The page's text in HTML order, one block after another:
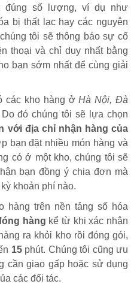
đúng số lượng, ví dụ như
bị thất lạc hay các nguyên
tôi sẽ thông báo sự cố
thoại và chỉ duy nhất bằng
bạn sớm nhất để cùng giải
các kho hàng ởHà Nội, Đà
đó chúng tôi sẽ lựa chọn
với địa chỉ nhận hàng của
bạn đặt nhiều món hàng và
có ở một kho, chúng tôi sẽ
bạn đồng ý chia đơn mà
khoản phí nào.
hàng trên nền tảng số hóa
hàng kể từ khi xác nhận
ra khỏi kho rồi đóng gói,
15 phút. Chúng tôi cũng ưu
cần giao gấp hoặc sử dụng
các đối tác.